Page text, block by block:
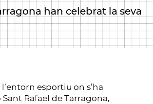
han celebrat la seva
esportiu on s’ha
Rafael de Tarragona,